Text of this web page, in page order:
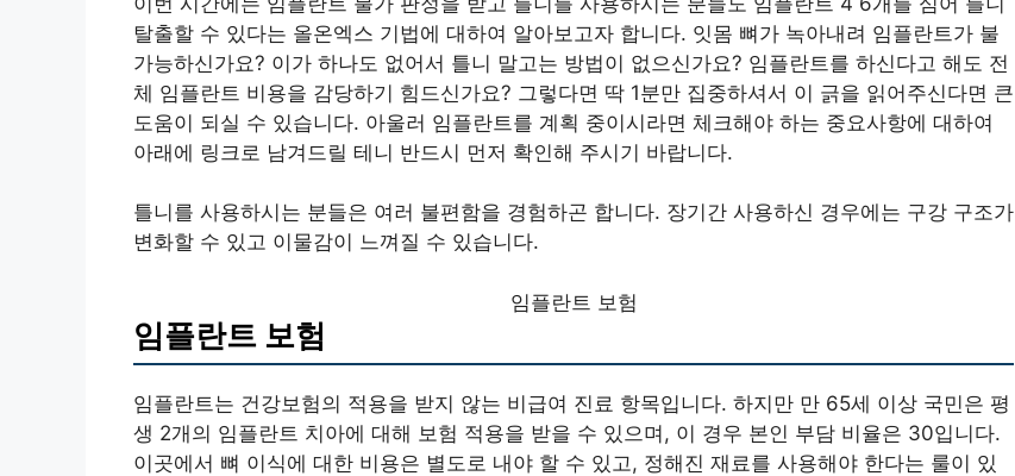
탈출할 수 있다는 올온엑스 기법에 대하여 알아보고자 합니다. 잇몸 뼈가 녹아내려 임플란트가 불
가능하신가요? 이가 하나도 없어서 틀니 말고는 방법이 없으신가요? 임플란트를 하신다고 해도 전
체 임플란트 비용을 감당하기 힘드신가요? 그렇다면 딱 1분만 집중하셔서 이 긁을 읽어주신다면 큰
도움이 되실 수 있습니다. 아울러 임플란트를 계획 중이시라면 체크해야 하는 중요사항에 대하여
아래에 링크로 남겨드릴 테니 반드시 먼저 확인해 주시기 바랍니다.
틀니를 사용하시는 분들은 여러 불편함을 경험하곤 합니다. 장기간 사용하신 경우에는 구강 구조가
변화할 수 있고 이물감이 느껴질 수 있습니다.
임플란트 보험
임플란트 보험
임플란트는 건강보험의 적용을 받지 않는 비급여 진료 항목입니다. 하지만 만 65세 이상 국민은 평
생 2개의 임플란트 치아에 대해 보험 적용을 받을 수 있으며, 이 경우 본인 부담 비율은 30입니다.
이곳에서 뼈 이식에 대한 비용은 별도로 내야 할 수 있고, 정해진 재료를 사용해야 한다는 룰이 있